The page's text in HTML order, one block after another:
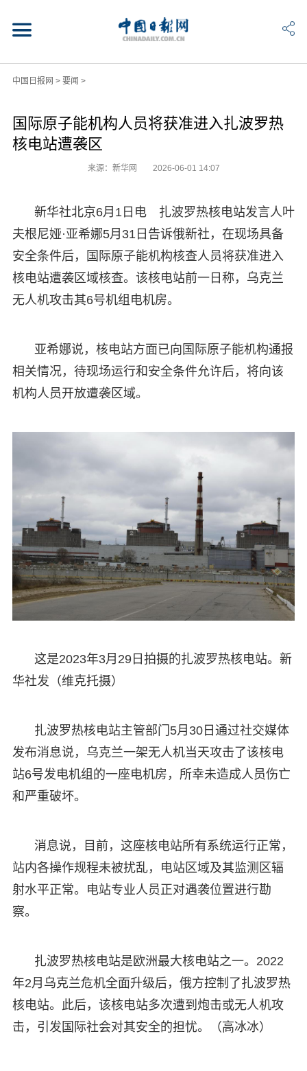
中国日报网 > 要闻 >
国际原子能机构人员将获准进入扎波罗热
核电站遭袭区
来源：新华网 2026-06-01 14:07
新华社北京6月1日电 扎波罗热核电站发言人叶
夫根尼娅·亚希娜5月31日告诉俄新社，在现场具备
安全条件后，国际原子能机构核查人员将获准进入
核电站遭袭区域核查。该核电站前一日称，乌克兰
无人机攻击其6号机组电机房。
亚希娜说，核电站方面已向国际原子能机构通报
相关情况，待现场运行和安全条件允许后，将向该
机构人员开放遭袭区域。
这是2023年3月29日拍摄的扎波罗热核电站。新
华社发（维克托摄）
扎波罗热核电站主管部门5月30日通过社交媒体
发布消息说，乌克兰一架无人机当天攻击了该核电
站6号发电机组的一座电机房，所幸未造成人员伤亡
和严重破坏。
消息说，目前，这座核电站所有系统运行正常，
站内各操作规程未被扰乱，电站区域及其监测区辐
射水平正常。电站专业人员正对遇袭位置进行勘
察。
扎波罗热核电站是欧洲最大核电站之一。2022
年2月乌克兰危机全面升级后，俄方控制了扎波罗热
核电站。此后，该核电站多次遭到炮击或无人机攻
击，引发国际社会对其安全的担忧。（高冰冰）